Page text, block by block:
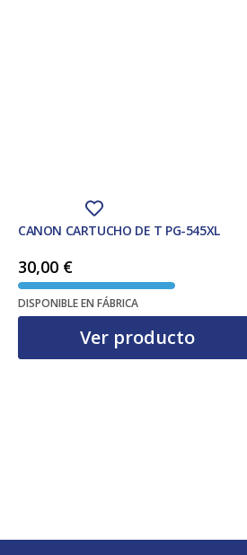
CANON CARTUCHO DE T PG-545XL
30,00 €
DISPONIBLE EN FÁBRICA
Ver producto